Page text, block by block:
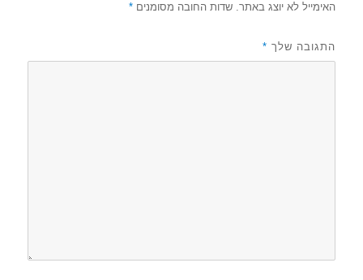
האימייל לא יוצג באתר. שדות החובה מסומנים*
התגובה שלך *